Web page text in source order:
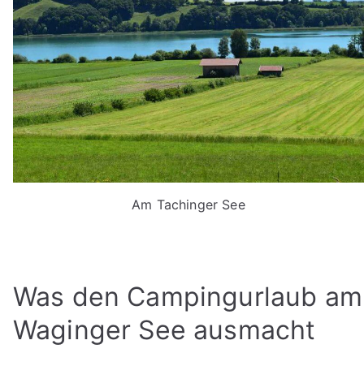
Am Tachinger See
Was den Campingurlaub am
Waginger See ausmacht